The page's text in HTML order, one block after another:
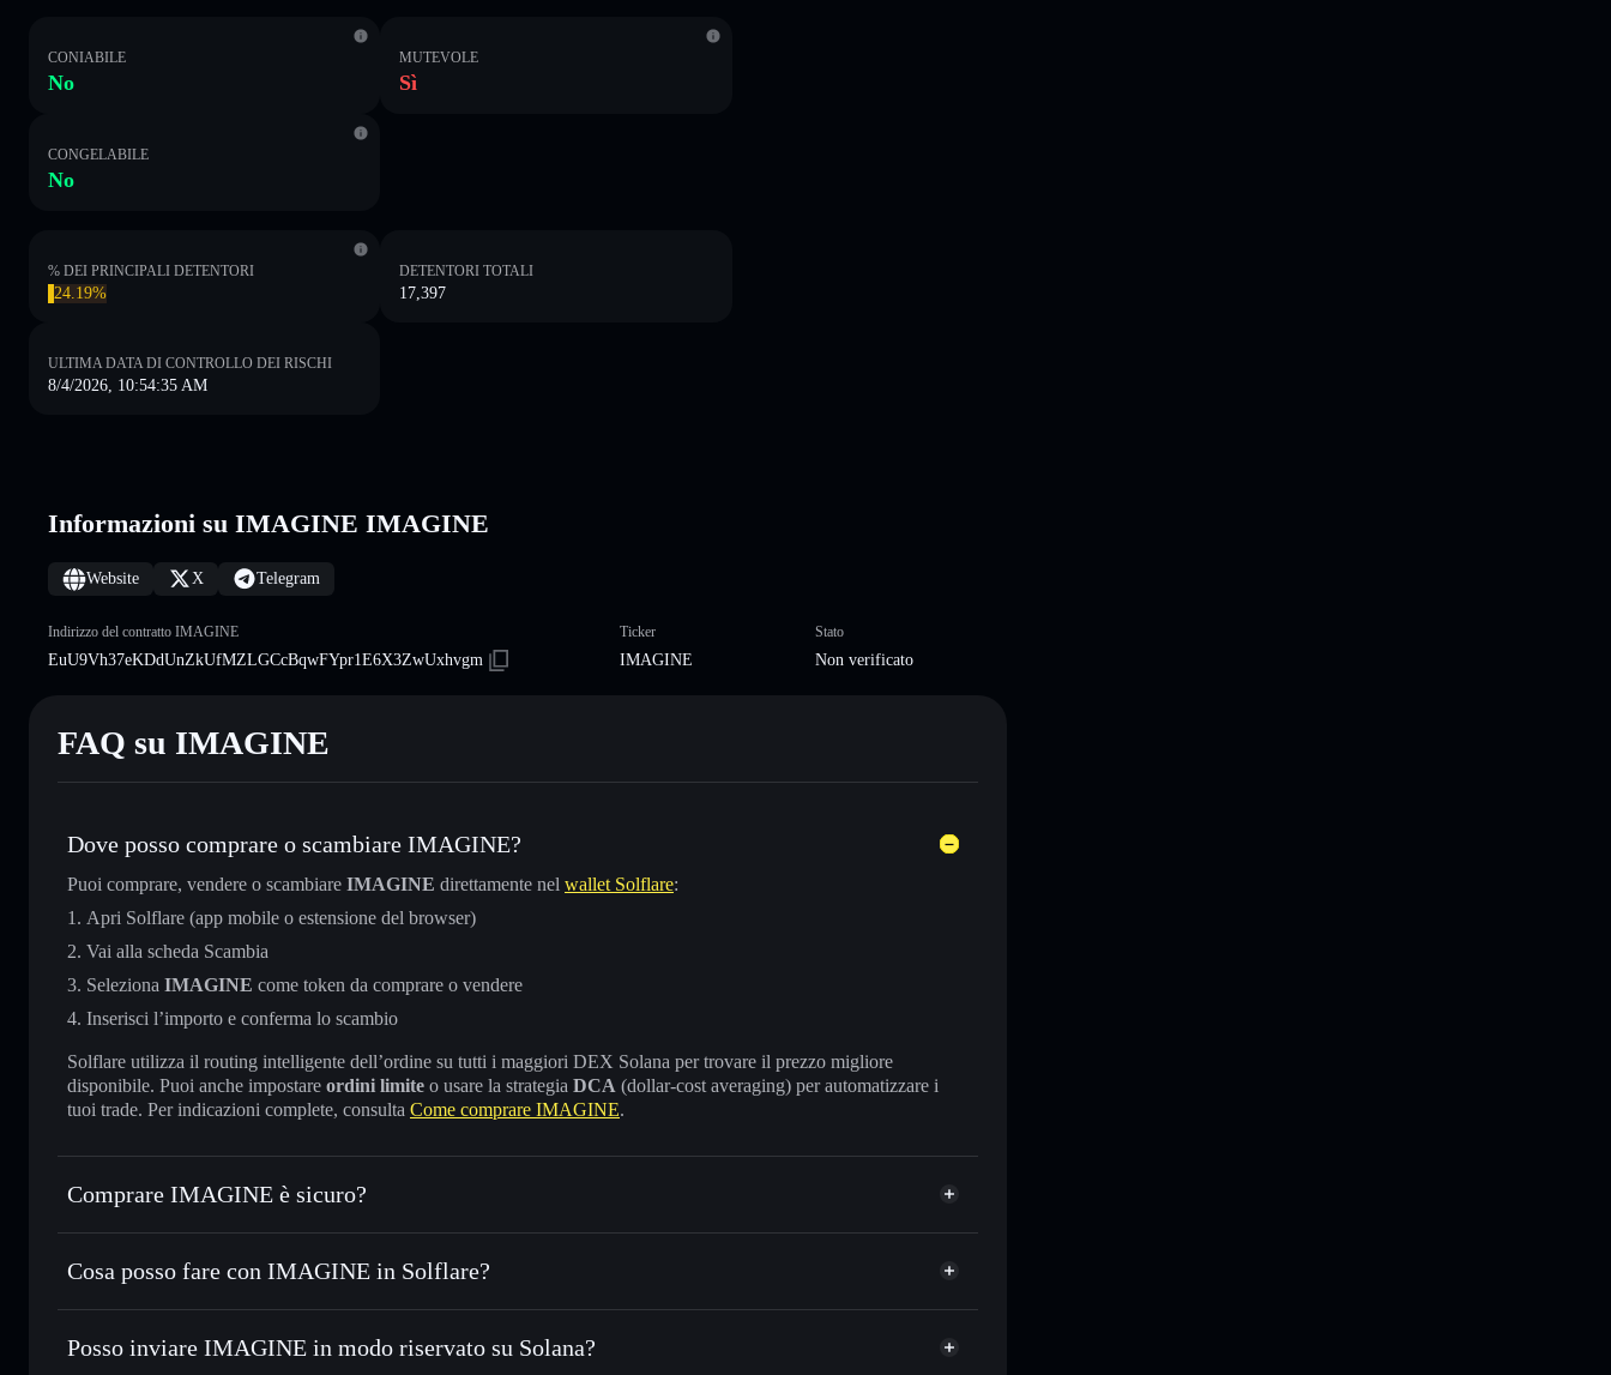
CONIABILE
No
MUTEVOLE
Sì
CONGELABILE
No
% DEI PRINCIPALI DETENTORI
24.19%
DETENTORI TOTALI
17,397
ULTIMA DATA DI CONTROLLO DEI RISCHI
8/4/2026, 10:54:35 AM
Informazioni su IMAGINE IMAGINE
Website X Telegram
Indirizzo del contratto IMAGINE
EuU9Vh37eKDdUnZkUfMZLGCcBqwFYpr1E6X3ZwUxhvgm
Ticker
IMAGINE
Stato
Non verificato
FAQ su IMAGINE
Dove posso comprare o scambiare IMAGINE?
Puoi comprare, vendere o scambiare IMAGINE direttamente nel wallet Solflare:
Apri Solflare (app mobile o estensione del browser)
Vai alla scheda Scambia
Seleziona IMAGINE come token da comprare o vendere
Inserisci l’importo e conferma lo scambio
Solflare utilizza il routing intelligente dell’ordine su tutti i maggiori DEX Solana per trovare il prezzo migliore
disponibile. Puoi anche impostare ordini limite o usare la strategia DCA (dollar-cost averaging) per automatizzare i
tuoi trade. Per indicazioni complete, consulta Come comprare IMAGINE.
Comprare IMAGINE è sicuro?
IMAGINE non è verificato
Cosa posso fare con IMAGINE in Solflare?
IMAGINE
wallet Solflare
Scambiare istantaneamente — scambia IMAGINE in SOL, USDC o in migliaia di altri token Solana al prezzo
Posso inviare IMAGINE in modo riservato su Solana?